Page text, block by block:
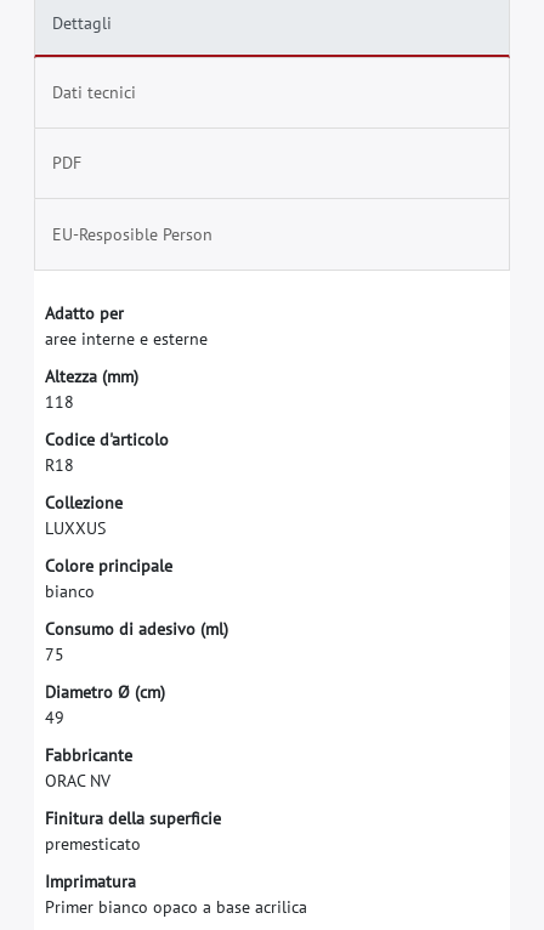
Dettagli
Dati tecnici
PDF
EU-Resposible Person
Adatto per
aree interne e esterne
Altezza (mm)
118
Codice d'articolo
R18
Collezione
LUXXUS
Colore principale
bianco
Consumo di adesivo (ml)
75
Diametro Ø (cm)
49
Fabbricante
ORAC NV
Finitura della superfcie
premesticato
Imprimatura
Primer bianco opaco a base acrilica